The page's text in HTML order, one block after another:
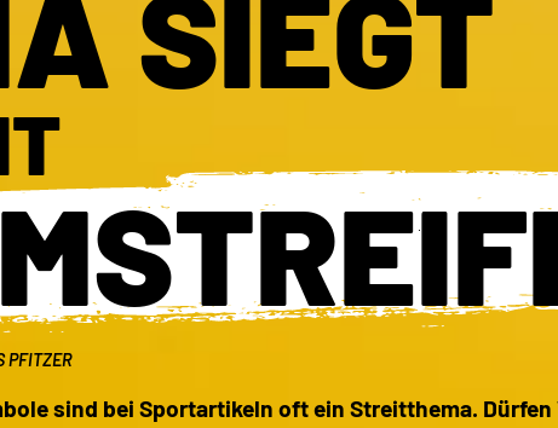
SIEGT
PFITZER
sind bei Sportartikeln oft ein Streitthema.